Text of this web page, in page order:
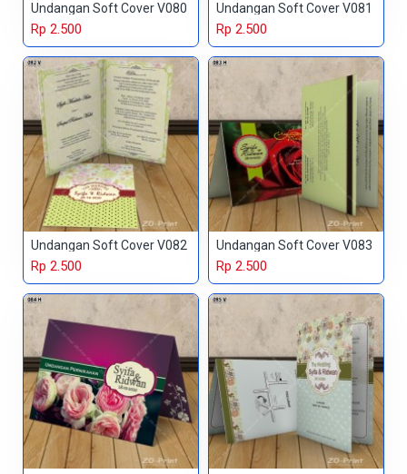
Undangan Soft Cover V080
Rp 2.500
Undangan Soft Cover V081
Rp 2.500
Undangan Soft Cover V082
Rp 2.500
Undangan Soft Cover V083
Rp 2.500